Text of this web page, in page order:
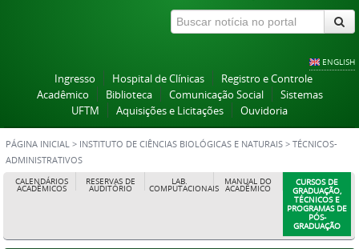
ENGLISH
Ingresso Hospital de Clínicas
Registro e Controle
Acadêmico
Biblioteca Comunicação Social
Sistemas
UFTM
Aquisições e Licitações Ouvidoria
PÁGINA INICIAL > INSTITUTO DE CIÊNCIAS BIOLÓGICAS E NATURAIS > TÉCNICOS-
ADMINISTRATIVOS
CALENDÁRIOS
ACADÊMICOS
RESERVAS DE
AUDITÓRIO
LAB.
COMPUTACIONAIS
MANUAL DO
ACADÊMICO
CURSOS DE
GRADUAÇÃO,
TÉCNICOS E
PROGRAMAS DE
PÓS-
GRADUAÇÃO